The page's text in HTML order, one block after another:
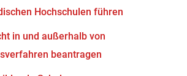
Hochschulen führen
in und außerhalb von
beantragen